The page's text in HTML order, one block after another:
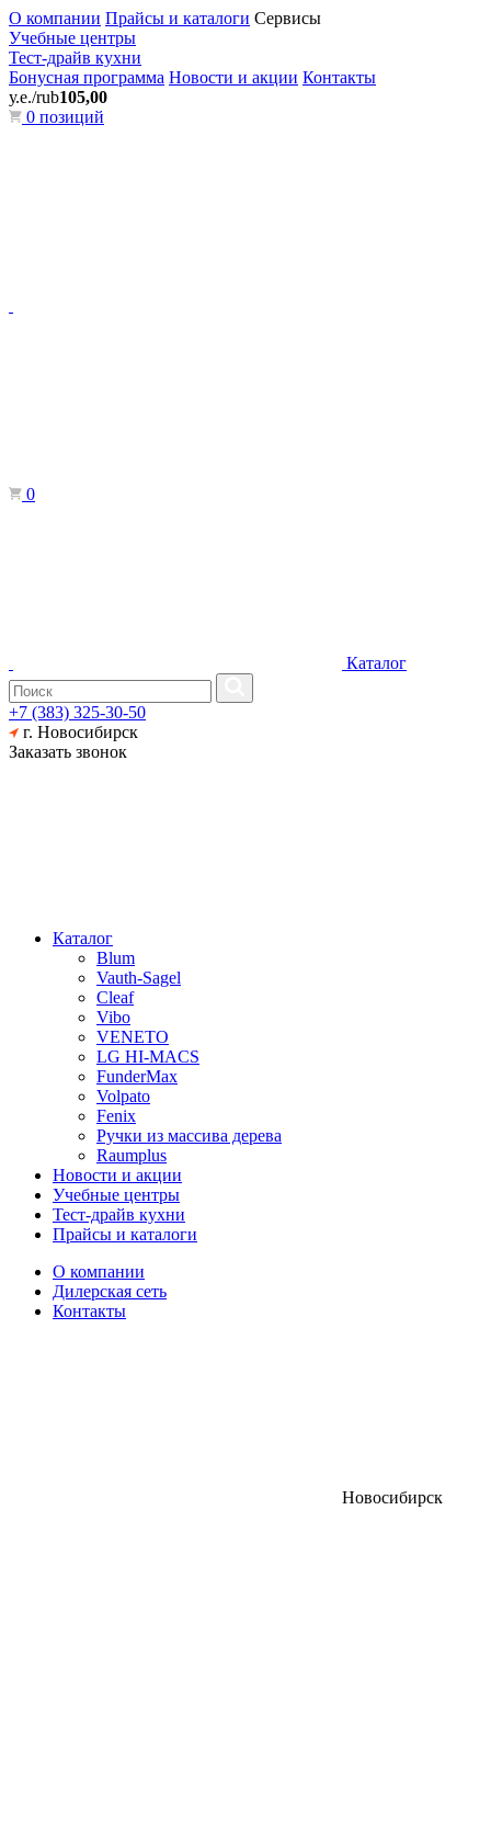
О компании Прайсы и каталоги Сервисы
Учебные центры
Тест-драйв кухни
Бонусная программа Новости и акции Контакты
у.е./rub105,00
0 позиций
0
Каталог
+7 (383) 325-30-50
г. Новосибирск
Заказать звонок
Каталог
Blum
Vauth-Sagel
Cleaf
Vibo
VENETO
LG HI-MACS
FunderMax
Volpato
Fenix
Ручки из массива дерева
Raumplus
Новости и акции
Учебные центры
Тест-драйв кухни
Прайсы и каталоги
О компании
Дилерская сеть
Контакты
Новосибирск